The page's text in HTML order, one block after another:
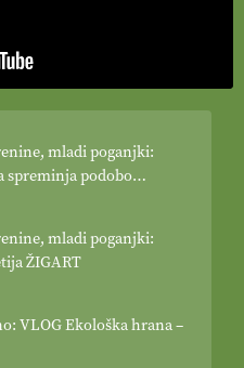
mladi poganjki:
spreminja podobo
mladi poganjki:
ŽIGART
VLOG Ekološka hrana –